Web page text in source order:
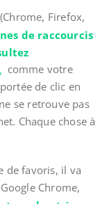
Firefox,
de raccourcis
, comme votre
de clic en
se retrouve pas
Chaque chose à
de favoris, il va
Chrome,